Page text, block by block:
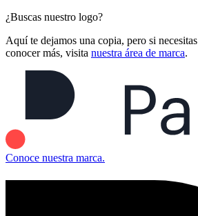
¿Buscas nuestro logo?
Aquí te dejamos una copia, pero si
conocer más, visita nuestra área de marca.
Conoce nuestra marca.